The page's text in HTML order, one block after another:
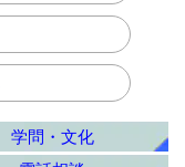
学問・文化